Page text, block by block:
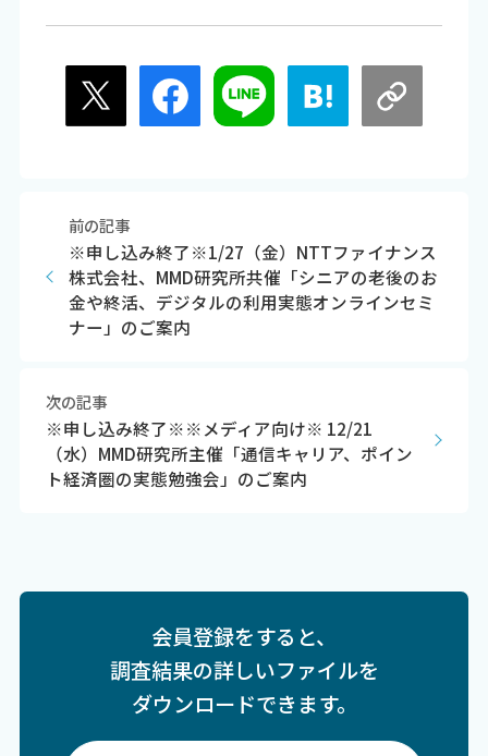
前の記事
※申し込み終了※1/27（金）NTTファイナンス
株式会社、MMD研究所共催「シニアの老後のお
金や終活、デジタルの利用実態オンラインセミ
ナー」のご案内
次の記事
※申し込み終了※※メディア向け※ 12/21
（水）MMD研究所主催「通信キャリア、ポイン
ト経済圏の実態勉強会」のご案内
会員登録をすると、
調査結果の詳しいファイルを
ダウンロードできます。